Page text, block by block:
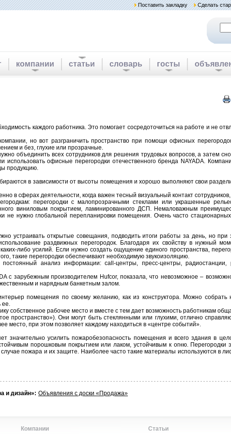
Поставить закладку Сделать
компании статьи словарь госты
каждого работника. Это помогает сосредоточиться на работе и не
но вот разграничить пространство при помощи офисных
и без, глухие или прозрачные.
объединить всех сотрудников для решения трудовых вопросов, а затем
офисные перегородки отечественного бренда NAYADA.
продукцию.
в зависимости от высоты помещения и хорошо выполняют свои
в сферах деятельности, когда важен тесный визуальный контакт
перегородки с малопрозрачными стеклами или украшенные
виниловым покрытием, ламинированного ДСП. Немаловажным
не нужно глобальной перепланировки помещения. Очень часто
устраивать открытые совещания, подводить итоги работы за день, но при
раздвижных перегородок. Благодаря их свойству в нужный
либо усилий. Если нужно создать ощущение единого пространства,
такие перегородки обеспечивают необходимую звукоизоляцию.
анализ информации: call-центры, пресс-центры, радиостанции,
с зарубежным производителем Hufcor, показала, что невозможное –
и нарядным банкетным залом.
помещения по своему желанию, как из конструктора. Можно собрать
ее.
собственное рабочее место и вместе с тем дает возможность работникам
пространство»). Они могут быть стеклянными или глухими, отлично
место, при этом позволяет каждому находиться в «центре событий».
значительно усилить пожаробезопасность помещения и всего здания в
порошковым покрытием или лаком, устойчивым к огню. Перегородки
пожара и их защите. Наиболее часто такие материалы используются в
и дизайн»: Объявления с доски «Продажа»
Компании Статьи